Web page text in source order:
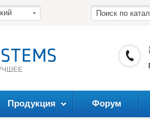
Продукция Форум